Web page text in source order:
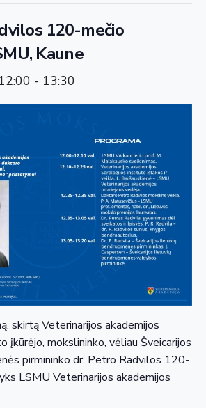
120-mečio
Kaune
- 13:30
skirtą Veterinarijos akademijos
įkūrėjo, mokslininko, vėliau Šveicarijos
pirmininko dr. Petro Radvilos 120-
LSMU Veterinarijos akademijos